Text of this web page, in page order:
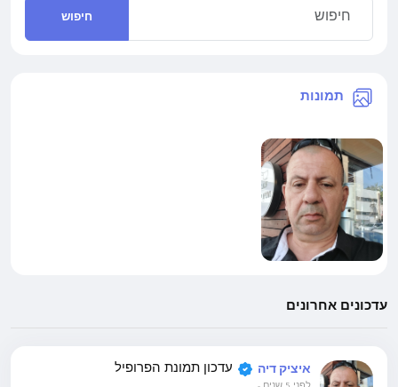
חיפוש
תמונות
עדכונים אחרונים
איציק דיה עדכון תמונת הפרופיל